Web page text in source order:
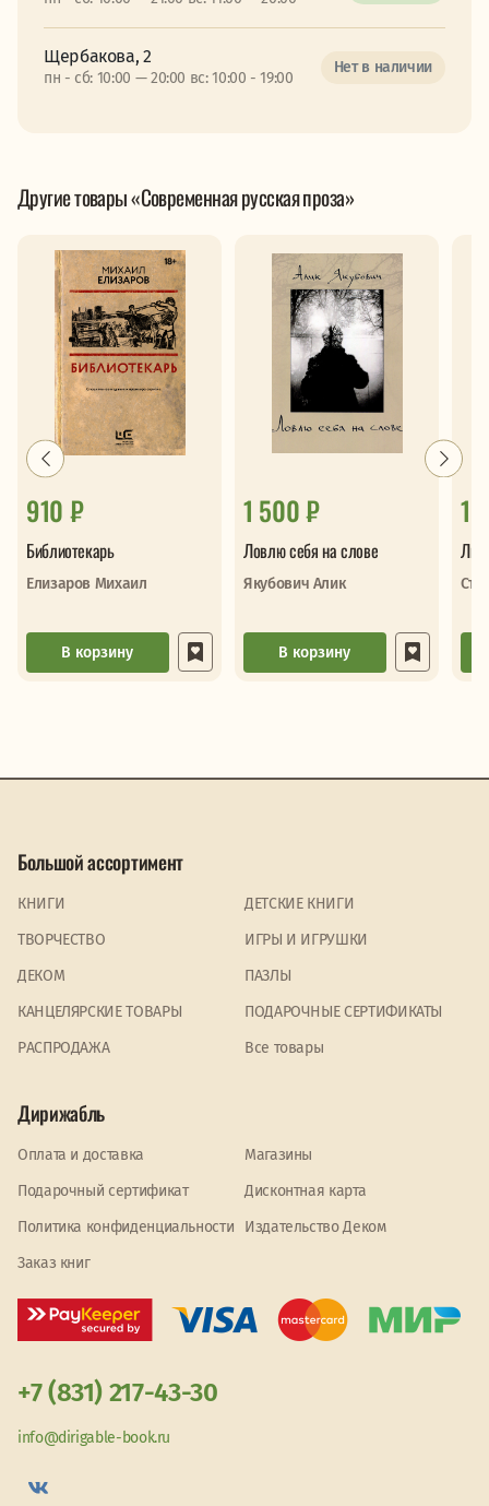
Щербакова, 2
пн - сб: 10:00 — 20:00 вс: 10:00 - 19:00
Нет в наличии
Другие товары «Современная русская проза»
910 ₽
Библиотекарь
Елизаров Михаил
В корзину
1 500 ₽
Ловлю себя на слове
Якубович Алик
В корзину
1
Большой ассортимент
КНИГИ
ДЕТСКИЕ КНИГИ
ТВОРЧЕСТВО
ИГРЫ И ИГРУШКИ
ДЕКОМ
ПАЗЛЫ
КАНЦЕЛЯРСКИЕ ТОВАРЫ
ПОДАРОЧНЫЕ СЕРТИФИКАТЫ
PАСПРОДАЖА
Все товары
Дирижабль
Оплата и доставка
Магазины
Подарочный сертификат
Дисконтная карта
Политика конфиденциальности
Издательство Деком
Заказ книг
+7 (831) 217-43-30
info@dirigable-book.ru